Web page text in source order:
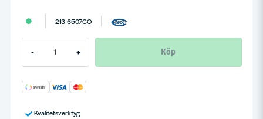
213-6507CO
- + Köp
Kvalitetsverktyg